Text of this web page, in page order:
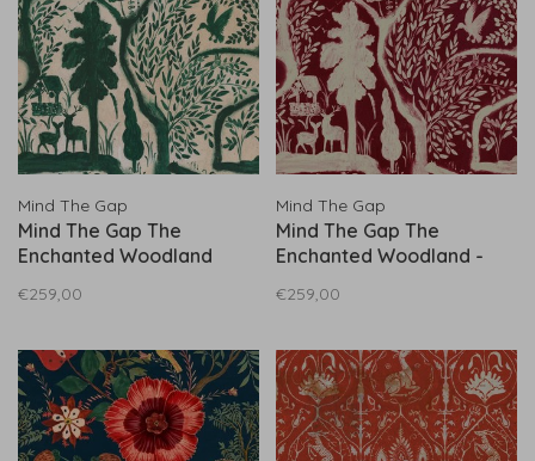
Mind The Gap
Mind The Gap The
Enchanted Woodland
€259,00
Mind The Gap
Mind The Gap The
Enchanted Woodland -
€259,00